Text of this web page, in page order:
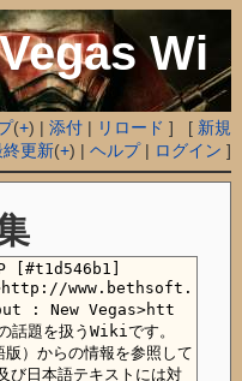
Wi
(+) |添付 | リロード ] [ 新規
終更新(+) |ヘルプ| ログイン ]